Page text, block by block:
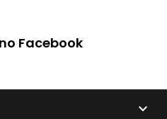
revestimento do sistema
Facebook
